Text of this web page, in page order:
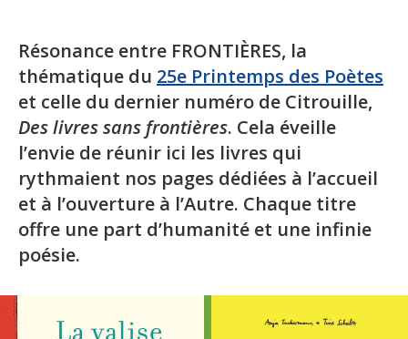
Résonance entre FRONTIÈRES, la
thématique du 25e Printemps des Poètes
et celle du dernier numéro de Citrouille,
Des livres sans frontières. Cela éveille
l’envie de réunir ici les livres qui
rythmaient nos pages dédiées à l’accueil
et à l’ouverture à l’Autre. Chaque titre
offre une part d’humanité et une infinie
poésie.